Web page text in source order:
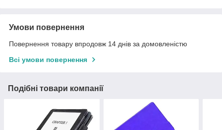
Умови повернення
Повернення товару впродовж 14 днів за домовленістю
Всі умови повернення
Подібні товари компанії